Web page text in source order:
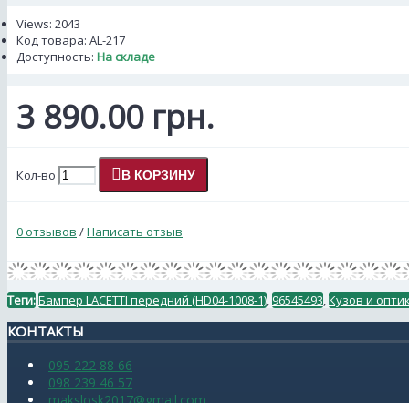
Views: 2043
Код товара: AL-217
Доступность: На складе
3 890.00 грн.
Кол-во В КОРЗИНУ
0 отзывов /Написать отзыв
Теги:Бампер LACETTI передний (HD04-1008-1), 96545493,Кузов и
КОНТАКТЫ
095 222 88 66
098 239 46 57